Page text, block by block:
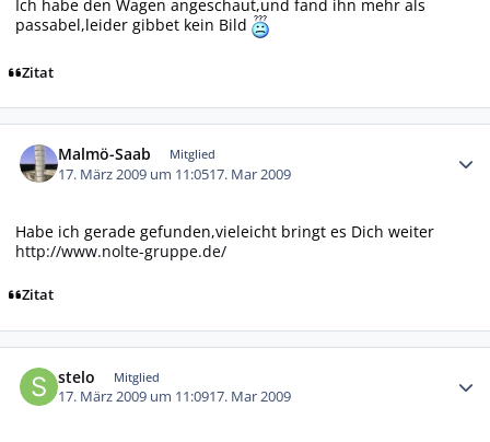
Ich habe den Wagen angeschaut,und fand ihn mehr als
passabel,leider gibbet kein Bild
Zitat
Malmö-Saab Mitglied
17. März 2009 um 11:0517. Mar 2009
Habe ich gerade gefunden,vieleicht bringt es Dich weiter
http://www.nolte-gruppe.de/
Zitat
stelo Mitglied
17. März 2009 um 11:0917. Mar 2009